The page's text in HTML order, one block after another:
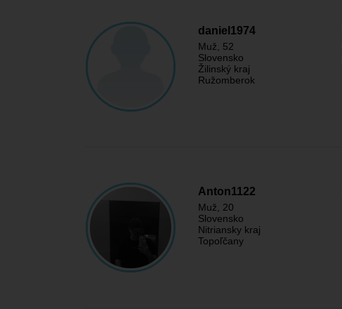
daniel1974
Muž , 52
Slovensko
Žilinský kraj
Ružomberok
Anton1122
Muž , 20
Slovensko
Nitriansky kraj
Topoľčany